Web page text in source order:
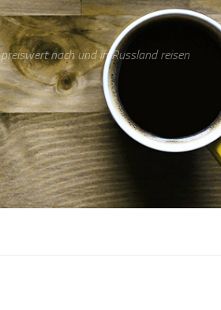
preiswert nach und in Russland reisen